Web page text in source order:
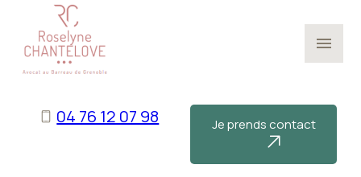
menu
04 76 12 07 98 Je prends contact
Panneau de gestion des cookies